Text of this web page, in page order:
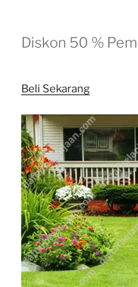
Diskon 50 %
Beli Sekarang